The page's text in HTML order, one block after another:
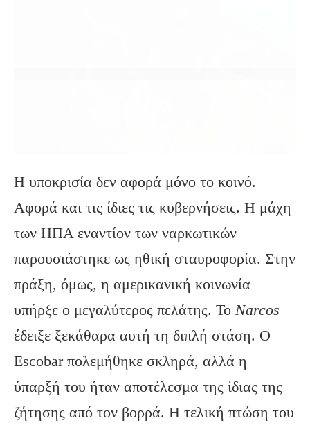
Η υποκρισία δεν αφορά μόνο το κοινό.
Αφορά και τις ίδιες τις κυβερνήσεις. Η μάχη
των ΗΠΑ εναντίον των ναρκωτικών
παρουσιάστηκε ως ηθική σταυροφορία. Στην
πράξη, όμως, η αμερικανική κοινωνία
υπήρξε ο μεγαλύτερος πελάτης. Το Narcos
έδειξε ξεκάθαρα αυτή τη διπλή στάση. Ο
Escobar πολεμήθηκε σκληρά, αλλά η
ύπαρξή του ήταν αποτέλεσμα της ίδιας της
ζήτησης από τον βορρά. Η τελική πτώση του